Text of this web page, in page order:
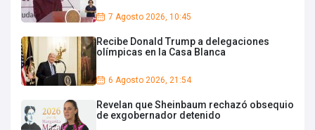
7 Agosto 2026, 10:45
Recibe Donald Trump a delegaciones
olímpicas en la Casa Blanca
6 Agosto 2026, 21:54
Revelan que Sheinbaum rechazó obsequio
de exgobernador detenido